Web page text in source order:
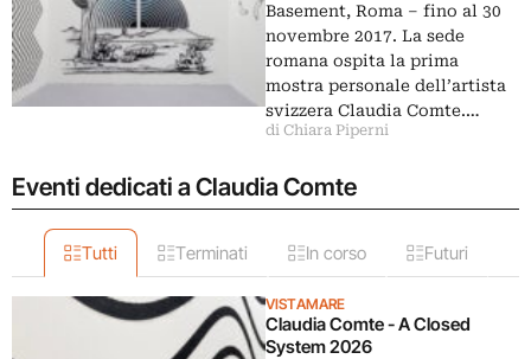
Basement, Roma ‒ fino al 30
novembre 2017. La sede
romana ospita la prima
mostra personale dell’artista
svizzera Claudia Comte.…
di Chiara Piperni
Eventi dedicati a Claudia Comte
Tutti Terminati In corso Futuri
VISTAMARE
Claudia Comte - A Closed
System 2026